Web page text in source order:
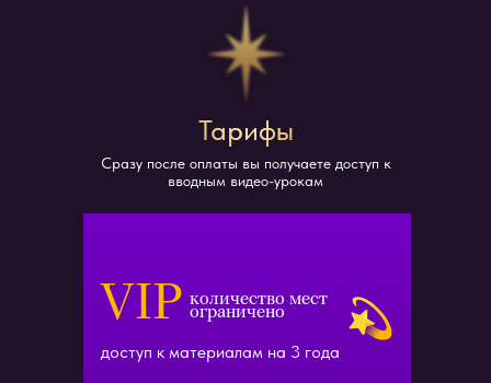
Тарифы
Сразу после оплаты вы получаете доступ к
вводным видео-урокам
VIP
доступ к материалам на 3 года
количество мест
ограничено